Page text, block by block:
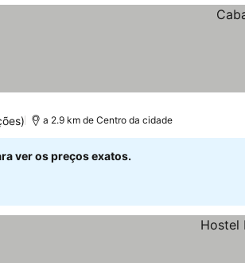
a 2.9 km de Centro da cidade
ver os preços exatos.